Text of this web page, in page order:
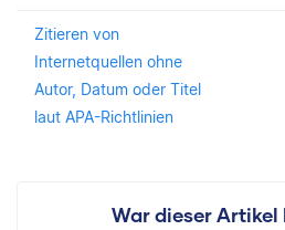
Zitieren von
Internetquellen ohne
Autor, Datum oder Titel
laut APA-Richtlinien
War dieser Artikel